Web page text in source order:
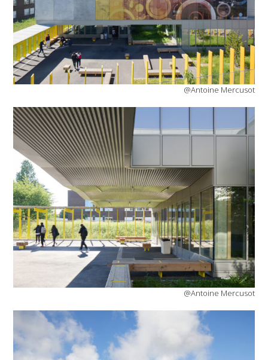
@Antoine Mercusot
@Antoine Mercusot